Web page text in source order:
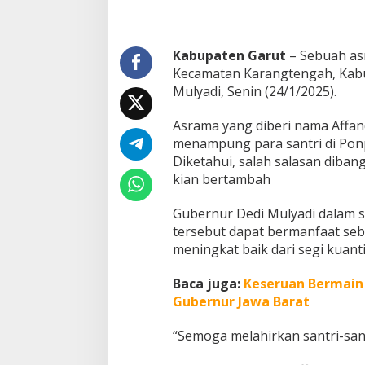
p
L
a
h
r
k
a
n
S
n
t
r
B
e
r
u
Kabupaten Garut – Sebuah
Kecamatan Karangtengah,
Mulyadi, Senin (24/1/2025).
Asrama yang diberi nama
menampung para santri di
Diketahui, salah salasan
kian bertambah
Gubernur Dedi Mulyadi dalam
tersebut dapat bermanfaat
meningkat baik dari segi
Baca juga: Keseruan
Gubernur Jawa Barat
“Semoga melahirkan santri-